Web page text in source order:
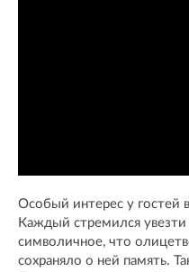
Особый интерес у гостей
Каждый стремился увезти
символичное, что
сохраняло о ней память.